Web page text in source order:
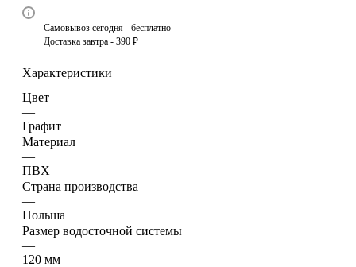
Самовывоз сегодня - бесплатно
Доставка завтра - 390 ₽
Характеристики
Цвет
—
Графит
Материал
—
ПВХ
Страна производства
—
Польша
Размер водосточной системы
—
120 мм